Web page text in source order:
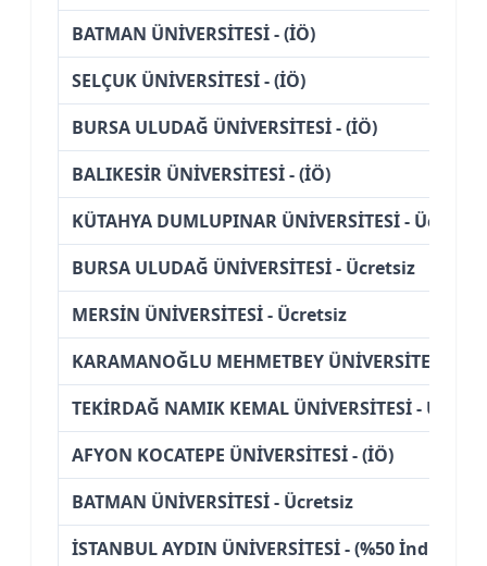
BATMAN ÜNİVERSİTESİ - (İÖ)
SELÇUK ÜNİVERSİTESİ - (İÖ)
BURSA ULUDAĞ ÜNİVERSİTESİ - (İÖ)
BALIKESİR ÜNİVERSİTESİ - (İÖ)
KÜTAHYA DUMLUPINAR ÜNİVERSİTESİ - Ücretsiz
BURSA ULUDAĞ ÜNİVERSİTESİ - Ücretsiz
MERSİN ÜNİVERSİTESİ - Ücretsiz
KARAMANOĞLU MEHMETBEY ÜNİVERSİTESİ -
TEKİRDAĞ NAMIK KEMAL ÜNİVERSİTESİ -
AFYON KOCATEPE ÜNİVERSİTESİ - (İÖ)
BATMAN ÜNİVERSİTESİ - Ücretsiz
İSTANBUL AYDIN ÜNİVERSİTESİ - (%50 İndirimli)